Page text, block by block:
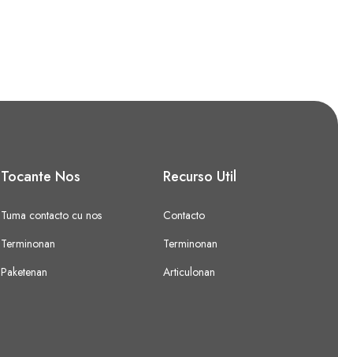
Tocante Nos
Tuma contacto cu nos
Terminonan
Paketenan
Recurso Util
Contacto
Terminonan
Articulonan